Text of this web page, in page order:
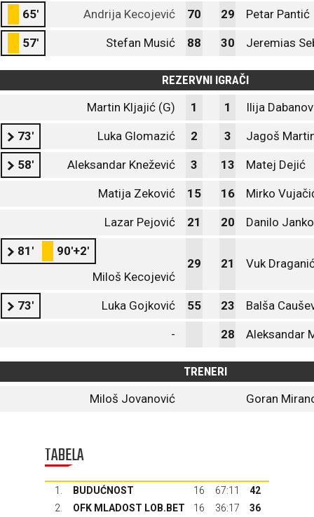
65' Andrija Kecojević 70 29 Petar Pantić
57' Stefan Musić 88 30 Jeremias
REZERVNI IGRAČI
Martin Kljajić (G)
1 1 Ilija
73' Luka Glomazić 2 3 Jagoš
58' Aleksandar Knežević 3 13 Matej Dejić
Matija Zeković 15 16 Mirko
Lazar Pejović 21 20 Danilo
81'
90'+2'
Miloš Kecojević
29 21 Vuk
73' Luka Gojković 55 23 Balša
- 28 Aleksandar
TRENERI
Miloš Jovanović
Goran
TABELA
1. BUDUĆNOST 16 67:11
42
2.
OFK MLADOST LOB.BET 16 36:17
36